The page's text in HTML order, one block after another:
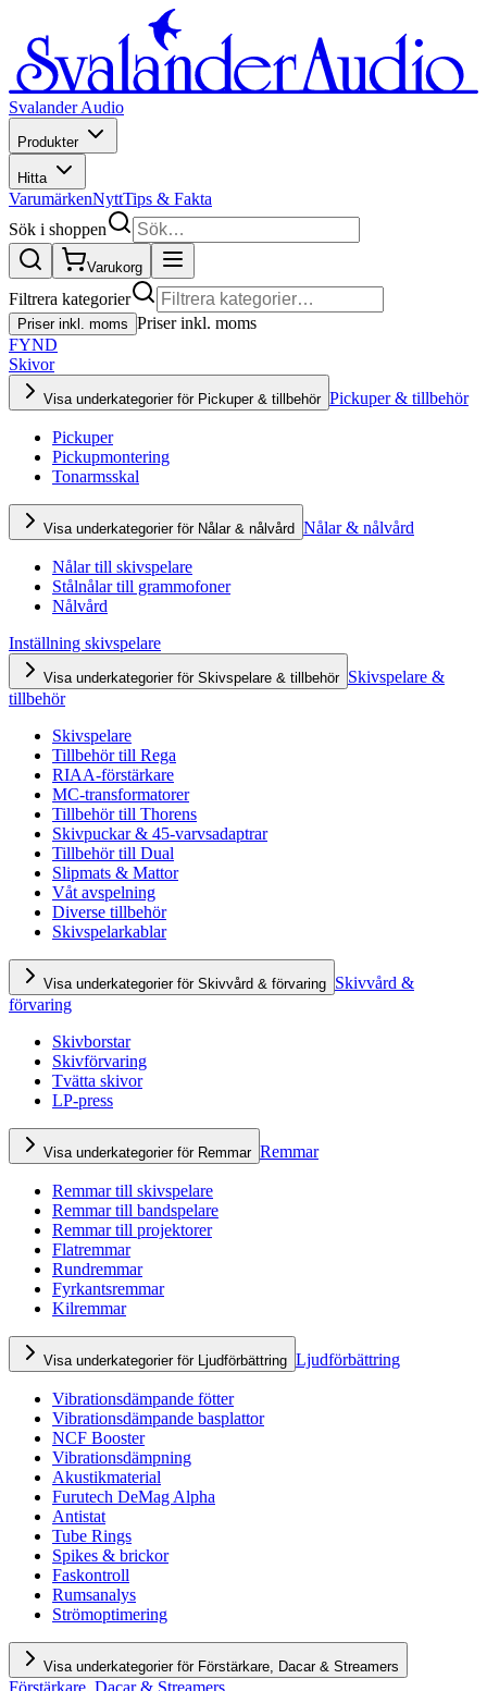
Svalander Audio
Produkter
Hitta
VarumärkenNyttTips & Fakta
Sök i shoppen
Varukorg
Filtrera kategorier
Priser inkl. moms Priser inkl. moms
FYND
Skivor
Visa underkategorier för Pickuper & tillbehör Pickuper & tillbehör
Pickuper
Pickupmontering
Tonarmsskal
Visa underkategorier för Nålar & nålvård Nålar & nålvård
Nålar till skivspelare
Stålnålar till grammofoner
Nålvård
Inställning skivspelare
Visa underkategorier för Skivspelare & tillbehör Skivspelare &
tillbehör
Skivspelare
Tillbehör till Rega
RIAA-förstärkare
MC-transformatorer
Tillbehör till Thorens
Skivpuckar & 45-varvsadaptrar
Tillbehör till Dual
Slipmats & Mattor
Våt avspelning
Diverse tillbehör
Skivspelarkablar
Visa underkategorier för Skivvård & förvaring Skivvård &
förvaring
Skivborstar
Skivförvaring
Tvätta skivor
LP-press
Visa underkategorier för Remmar Remmar
Remmar till skivspelare
Remmar till bandspelare
Remmar till projektorer
Flatremmar
Rundremmar
Fyrkantsremmar
Kilremmar
Visa underkategorier för Ljudförbättring Ljudförbättring
Vibrationsdämpande fötter
Vibrationsdämpande basplattor
NCF Booster
Vibrationsdämpning
Akustikmaterial
Furutech DeMag Alpha
Antistat
Tube Rings
Spikes & brickor
Faskontroll
Rumsanalys
Strömoptimering
Visa underkategorier för Förstärkare, Dacar & Streamers
Förstärkare, Dacar & Streamers